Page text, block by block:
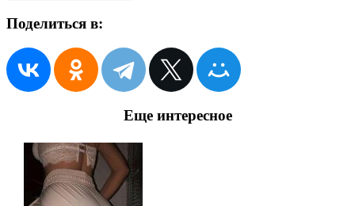
Поделиться в:
Еще интересное